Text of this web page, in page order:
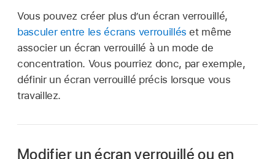
Vous pouvez créer plus d’un écran verrouillé,
basculer entre les écrans verrouillés et même
associer un écran verrouillé à un mode de
concentration. Vous pourriez donc, par exemple,
définir un écran verrouillé précis lorsque vous
travaillez.
Modifier un écran verrouillé ou en